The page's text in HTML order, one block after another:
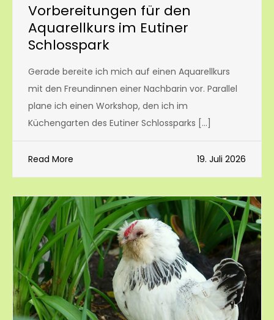
Vorbereitungen für den
Aquarellkurs im Eutiner
Schlosspark
Gerade bereite ich mich auf einen Aquarellkurs
mit den Freundinnen einer Nachbarin vor. Parallel
plane ich einen Workshop, den ich im
Küchengarten des Eutiner Schlossparks […]
Read More 19. Juli 2026